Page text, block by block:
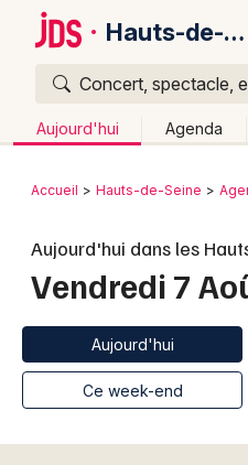
Hauts-de-Seine
Concert, spectacle,
Aujourd'hui Agenda
Publier un
Grands événements
Activité & Expérience
Colmar
Lille
Lyon
Marseille
Retour
Accueil Hauts-de-Seine
Aujourd'hui dans les
Vendredi 7
Aujourd'hui
Ce week-end
Quoi ?
Où ?
Près de moi
Changer de
Quand ?
Aujourd'hui
Demain Ce